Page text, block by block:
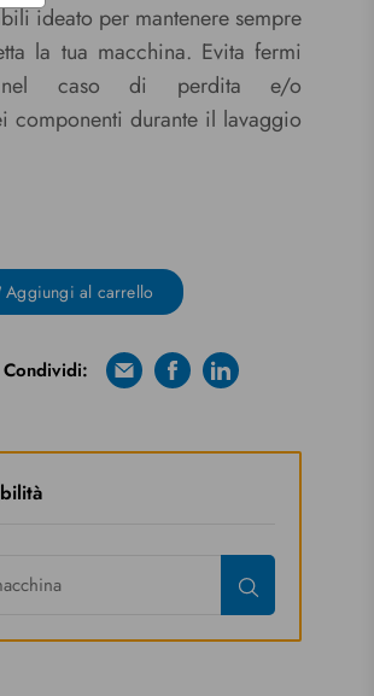
ideato per mantenere sempre
la tua macchina. Evita fermi
caso di perdita e/o
componenti durante il lavaggio
Aggiungi al carrello
Condividi: E-mailFacebookLinkedin